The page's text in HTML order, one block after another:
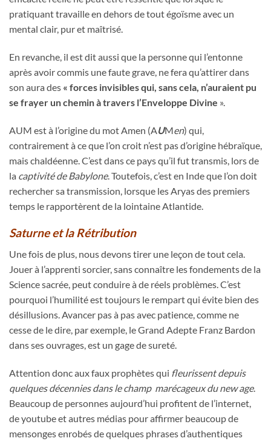
pratiquant travaille en dehors de tout égoïsme avec un
mental clair, pur et maîtrisé.
En revanche, il est dit aussi que la personne qui l’entonne
après avoir commis une faute grave, ne fera qu’attirer dans
son aura des « forces invisibles qui, sans cela, n’auraient pu
se frayer un chemin à travers l’Enveloppe Divine ».
AUM est à l’origine du mot Amen (AUMen) qui,
contrairement à ce que l’on croit n’est pas d’origine hébraïque,
mais chaldéenne. C’est dans ce pays qu’il fut transmis, lors de
la captivité de Babylone. Toutefois, c’est en Inde que l’on doit
rechercher sa transmission, lorsque les Aryas des premiers
temps le rapportèrent de la lointaine Atlantide.
Saturne et la Rétribution
Une fois de plus, nous devons tirer une leçon de tout cela.
Jouer à l’apprenti sorcier, sans connaître les fondements de la
Science sacrée, peut conduire à de réels problèmes. C’est
pourquoi l’humilité est toujours le rempart qui évite bien des
désillusions. Avancer pas à pas avec patience, comme ne
cesse de le dire, par exemple, le Grand Adepte Franz Bardon
dans ses ouvrages, est un gage de sureté.
Attention donc aux faux prophètes qui fleurissent depuis
quelques décennies dans le champ marécageux du new age.
Beaucoup de personnes aujourd’hui profitent de l’internet,
de youtube et autres médias pour affirmer beaucoup de
mensonges enrobés de quelques phrases d’authentiques